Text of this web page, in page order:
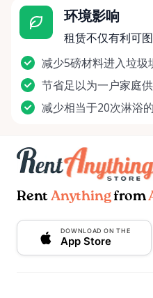
环境影响
租赁不仅有利可
减少5磅材料进入垃圾
节省足以为一户家庭供
减少相当于20次淋浴的
Rent Anythingfrom
DOWNLOAD ON THE
App Store